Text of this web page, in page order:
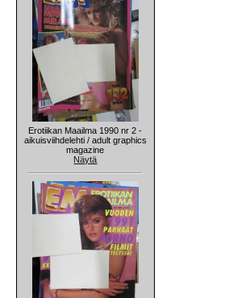
Erotiikan Maailma 1990 nr 2 -
aikuisviihdelehti / adult graphics
magazine
Näytä